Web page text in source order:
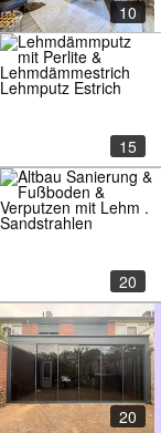
10
15
20
20